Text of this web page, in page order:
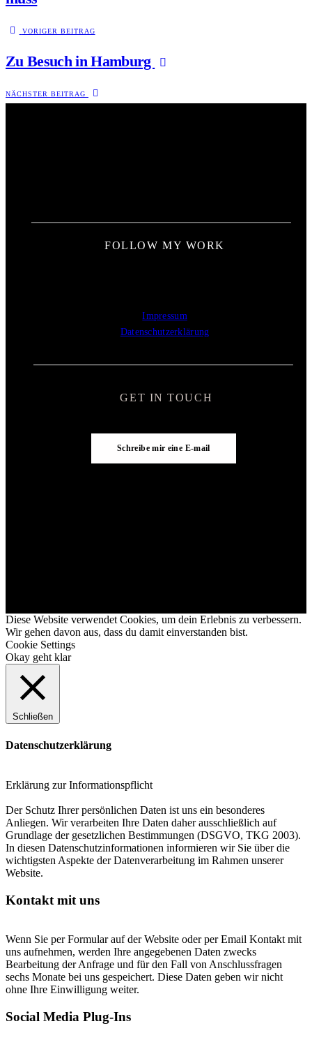
VORIGER BEITRAG
Zu Besuch in Hamburg
NÄCHSTER BEITRAG
FOLLOW MY WORK
GET IN TOUCH
Schreibe mir eine E-mail
Impressum
Datenschutzerklärung
Diese Website verwendet Cookies, um dein Erlebnis zu verbessern.
Wir gehen davon aus, dass du damit einverstanden bist.
Cookie Settings
Okay geht klar
Schließen
Datenschutzerklärung
Erklärung zur Informationspflicht
Der Schutz Ihrer persönlichen Daten ist uns ein besonderes
Anliegen. Wir verarbeiten Ihre Daten daher ausschließlich auf
Grundlage der gesetzlichen Bestimmungen (DSGVO, TKG 2003).
In diesen Datenschutzinformationen informieren wir Sie über die
wichtigsten Aspekte der Datenverarbeitung im Rahmen unserer
Website.
Kontakt mit uns
Wenn Sie per Formular auf der Website oder per Email Kontakt mit
uns aufnehmen, werden Ihre angegebenen Daten zwecks
Bearbeitung der Anfrage und für den Fall von Anschlussfragen
sechs Monate bei uns gespeichert. Diese Daten geben wir nicht
ohne Ihre Einwilligung weiter.
Social Media Plug-Ins